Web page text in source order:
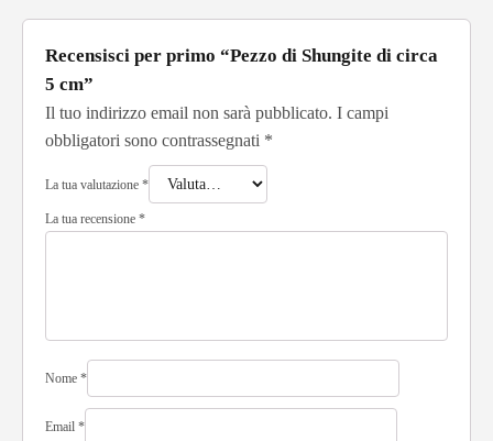
Recensisci per primo “Pezzo di Shungite di circa
5 cm”
Il tuo indirizzo email non sarà pubblicato. I campi
obbligatori sono contrassegnati *
La tua valutazione *
La tua recensione *
Nome *
Email *